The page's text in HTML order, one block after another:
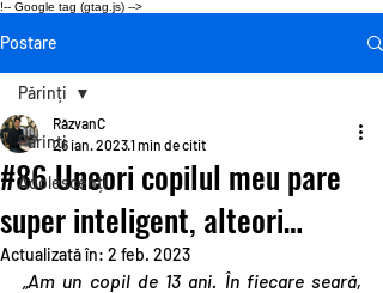
!-- Google tag (gtag.js) -->
Postare
Părinți
Adolescenți
Părinți
#86 Uneori copilul meu pare
super inteligent, alteori…
RăzvanC
26 ian. 20231 min de citit
Actualizată în: 2 feb. 2023
„Am un copil de 13 ani. În fiecare seară,